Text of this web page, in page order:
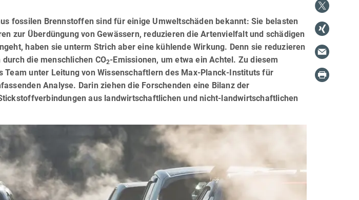
fossilen Brennstoffen sind für einige Umweltschäden bekannt: Sie belasten
zur Überdüngung von Gewässern, reduzieren die Artenvielfalt und schädigen
haben sie unterm Strich aber eine kühlende Wirkung. Denn sie reduzieren
die menschlichen CO2-Emissionen, um etwa ein Achtel. Zu diesem
Team unter Leitung von Wissenschaftlern des Max-Planck-Instituts für
Analyse. Darin ziehen die Forschenden eine Bilanz der
aus landwirtschaftlichen und nicht-landwirtschaftlichen